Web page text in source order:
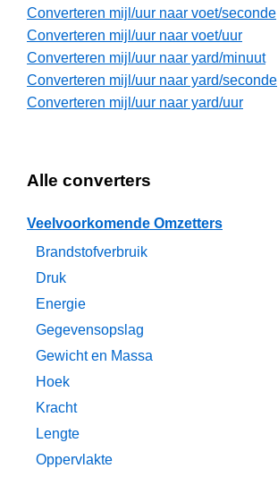
Converteren mijl/uur naar voet/seconde
Converteren mijl/uur naar voet/uur
Converteren mijl/uur naar yard/minuut
Converteren mijl/uur naar yard/seconde
Converteren mijl/uur naar yard/uur
Alle converters
Veelvoorkomende Omzetters
Brandstofverbruik
Druk
Energie
Gegevensopslag
Gewicht en Massa
Hoek
Kracht
Lengte
Oppervlakte